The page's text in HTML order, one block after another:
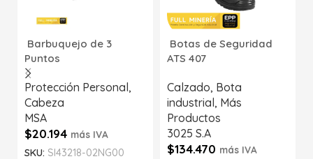
Barbuquejo de 3
Puntos
Protección Personal,
Cabeza
MSA
$20.194 más IVA
SKU: SI43218-02NG00
Botas de Seguridad
ATS 407
Calzado, Bota
industrial, Más
Productos
3025 S.A
$134.470 más IVA